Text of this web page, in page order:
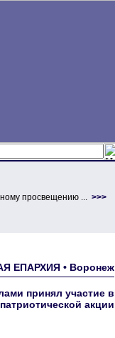
просвещению ... >>>
ЕПАРХИЯ • Воронеж
принял участие в
патриотической акции